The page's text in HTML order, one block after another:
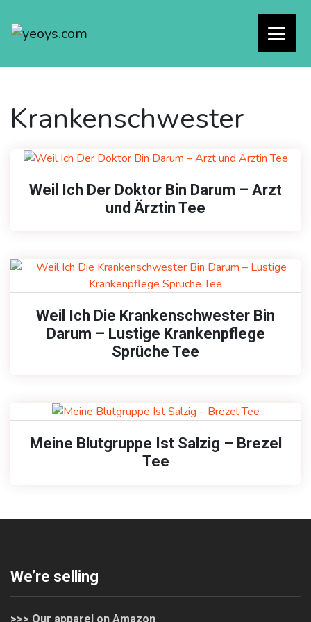
Krankenschwester
Weil Ich Der Doktor Bin Darum – Arzt
und Ärztin Tee
Weil Ich Die Krankenschwester Bin
Darum – Lustige Krankenpflege
Sprüche Tee
Meine Blutgruppe Ist Salzig – Brezel
Tee
We’re selling
>>> Our apparel on Amazon